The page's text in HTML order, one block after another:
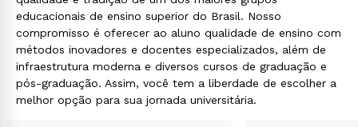
educacionais de ensino superior do Brasil. Nosso
compromisso é oferecer ao aluno qualidade de ensino com
métodos inovadores e docentes especializados, além de
infraestrutura moderna e diversos cursos de graduação e
pós-graduação. Assim, você tem a liberdade de escolher a
melhor opção para sua jornada universitária.